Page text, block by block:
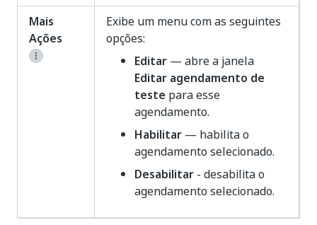
Mais
Ações
Exibe um menu com as seguintes
opções:
Editar — abre a janela
Editar agendamento de
teste para esse
agendamento.
Habilitar — habilita o
agendamento selecionado.
Desabilitar - desabilita o
agendamento selecionado.